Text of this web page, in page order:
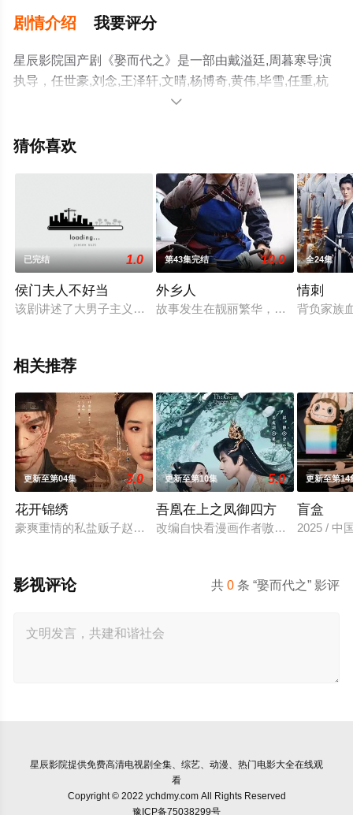
剧情介绍 我要评分
星辰影院国产剧《娶而代之》是一部由戴溢廷,周暮寒导演
执导，任世豪,刘念,王泽轩,文晴,杨博奇,黄伟,毕雪,任重,杭
筱玥,高伟亮等演员精彩演绎的中国大陆电视剧，手机免费
相关信息可移步至豆瓣电视剧、电视猫或剧情网等平台了

猜你喜欢
已完结 1.0
侯门夫人不好当
该剧讲述了大男子主义的总裁刘习因一枚神秘的玉镯而穿越到
第43集完结 10.0
外乡人
故事发生在靓丽繁华，车水马龙的上
全24集
情刺
背负家族
相关推荐
更新至第04集 3.0
花开锦绣
豪爽重情的私盐贩子赵凌虽出身草莽，却心怀壮志，他结识了
更新至第10集 5.0
吾凰在上之凤御四方
改编自快看漫画作者嗷小泽的独家连
更新至第14
盲盒
2025 / 中
共0 条 “娶而代之” 影评
影视评论
星辰影院提供免费高清电视剧全集、综艺、动漫、热门电影大全在线观
看
Copyright © 2022 ychdmy.com All Rights Reserved
豫ICP备75038299号